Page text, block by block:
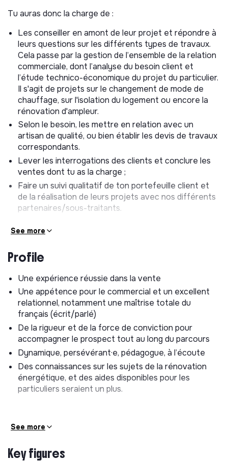
Tu auras donc la charge de :
Les conseiller en amont de leur projet et répondre à
leurs questions sur les différents types de travaux.
Cela passe par la gestion de l’ensemble de la relation
commerciale, dont l’analyse du besoin client et
l’étude technico-économique du projet du particulier.
Il s'agit de projets sur le changement de mode de
chauffage, sur l'isolation du logement ou encore la
rénovation d'ampleur.
Selon le besoin, les mettre en relation avec un
artisan de qualité, ou bien établir les devis de travaux
correspondants.
Lever les interrogations des clients et conclure les
ventes dont tu as la charge ;
Faire un suivi qualitatif de ton portefeuille client et
de la réalisation de leurs projets avec nos différents
partenaires/sous-traitants.
et les dossiers administratifs liés (demandes mairie
En parallèle, tu orientes aussi la discussion vers
d’électricité et de gaz, autre geste de rénovation ou
d’efficacité énergétique, etc., sans oublier notre
application de suivi des consommations
électricité/gaz !
Rémunération :
Hello Watt s'engage sur le long terme avec ses
commerciaux, c'est pourquoi nous proposonsun fixe
évolutifetun variable déplafonné.
Salaire fixe brut à partir de 1823,03€/mois
Impact more
See more
Profile
Une expérience réussie dans la vente
Une appétence pour le commercial et un excellent
relationnel, notamment une maîtrise totale du
français (écrit/parlé)
De la rigueur et de la force de conviction pour
accompagner le prospect tout au long du parcours
Dynamique, persévérant·e, pédagogue, à l’écoute
Des connaissances sur les sujets de la rénovation
énergétique, et des aides disponibles pour les
particuliers seraient un plus.
See more
Key figures